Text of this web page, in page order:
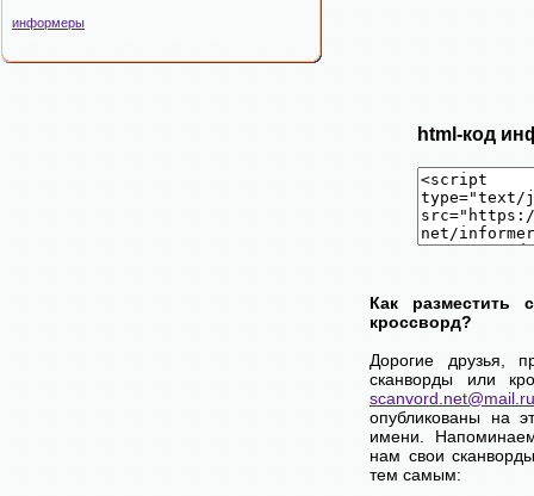
информеры
html-код
Как разместить
кроссворд?
Дорогие друзья,
сканворды или
scanvord.net@mail.ru
опубликованы на
имени.
нам свои
тем самым: